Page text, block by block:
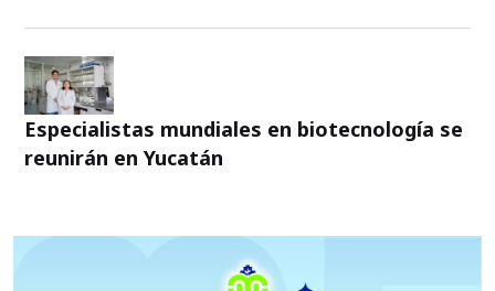
Especialistas mundiales en biotecnología se
reunirán en Yucatán